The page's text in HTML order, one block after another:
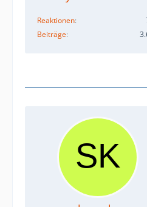
Reaktionen
Beiträge